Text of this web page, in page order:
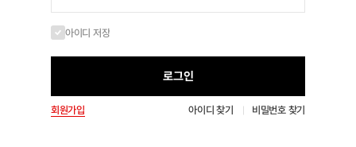
아이디 저장
로그인
회원가입 아이디 찾기 비밀번호 찾기